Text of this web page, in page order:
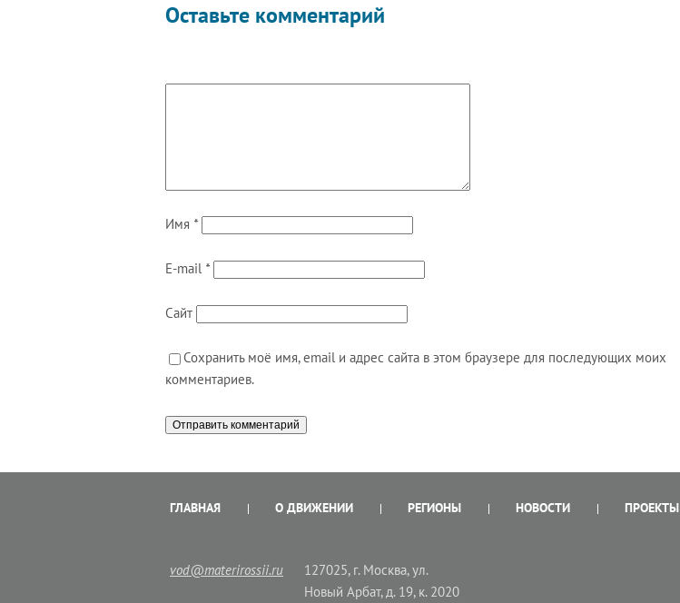
Оставьте комментарий
Имя *
E-mail *
Сайт
Сохранить моё имя, email и адрес сайта в этом браузере для последующих моих
комментариев.
ГЛАВНАЯ О ДВИЖЕНИИ РЕГИОНЫ НОВОСТИ ПРОЕКТЫ
vod@materirossii.ru
127025, г. Москва, ул.
Новый Арбат, д. 19, к. 2020